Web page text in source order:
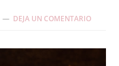
DEJA UN COMENTARIO